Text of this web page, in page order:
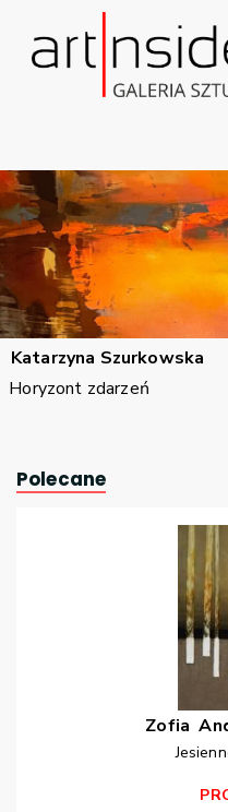
Katarzyna Szurkowska
Horyzont zdarzeń
Polecane
Zofia